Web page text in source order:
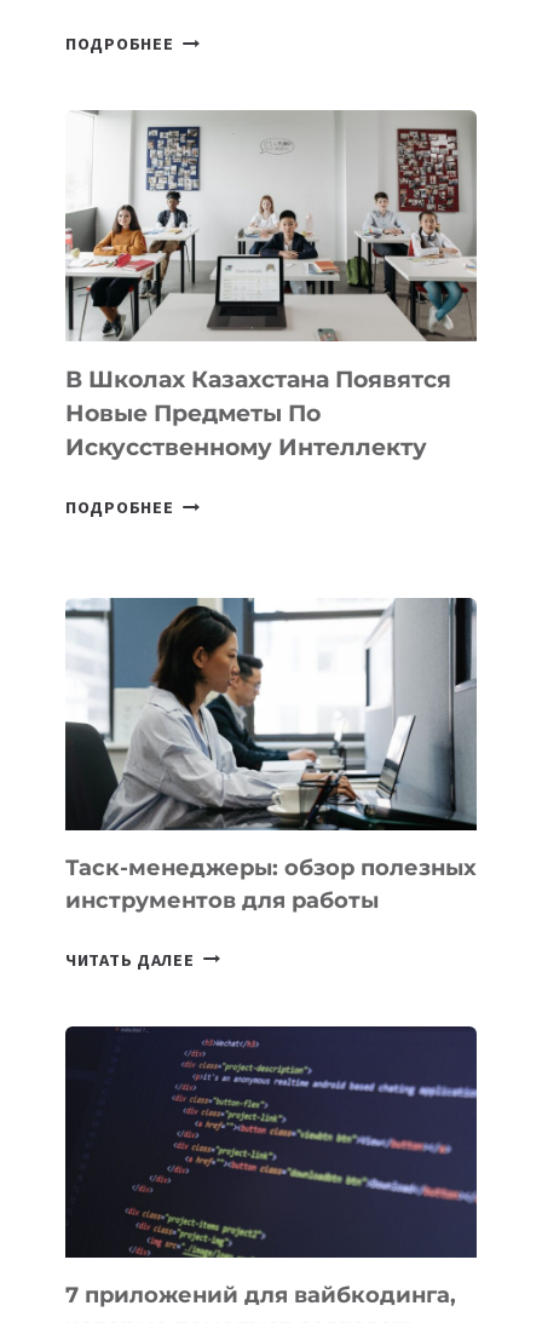
ПОДРОБНЕЕ ОТКРЫТ
DEAL
VELOCITY
BY
MOST
—
МЕЖДУНАРОДНУЮ
ПРОГРАММУ
ДЛЯ
ТЕХНОЛОГИЧЕСКИХ
В Школах Казахстана Появятся
Новые Предметы По
Искусственному Интеллекту
ПОДРОБНЕЕ
НОВЫЕ
ПРЕДМЕТЫ
ПО
ИСКУССТВЕННОМУ
ИНТЕЛЛЕКТУ
Таск-менеджеры: обзор полезных
инструментов для работы
ЧИТАТЬ ДАЛЕЕ ТАСК-
ПОЛЕЗНЫХ
ИНСТРУМЕНТОВ
ДЛЯ
РАБОТЫ
7 приложений для вайбкодинга,